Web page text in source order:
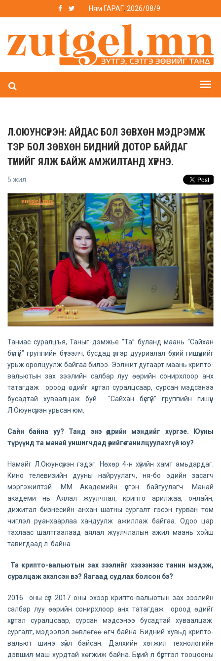
Ням ГАРАГ, 2026/08/9
Л.ОЮУНСҮРЭН: АЙДАС БОЛ ЗӨВХӨН МЭДРЭМЖ
ТЭР БОЛ ЗӨВХӨН БИДНИЙ ДОТОР БАЙДАГ
ТҮҮНИЙГ ЯЛЖ БАЙЖ АМЖИЛТАНД ХҮРНЭ.
5 жил
Таниас суралцъя, Таныг дэмжье “Та” буланд маань “Сайхан
бүсгүй” группийн бүтээлч, бусдад үлгэр дууриалал бүхий гишүүдийг
урьж оролцуулж байгаа билээ. Ээлжит дугаарт маань крипто-
вальютын зах зээлийн салбар луу өөрийн сонирхлоор анх
татагдаж ороод өдийг хүртэл суралцсаар, сурсан мэдсэнээ
бусадтай хуваалцаж буй “Сайхан бүсгүй” группийн гишүүн
Л.Оюунсүрэн урьсан юм.
Сайн байна уу? Танд энэ өдрийн мэндийг хүргэе. Юуны
түрүүнд та манай уншигчдад өөрийгөө танилцуулахгүй юу?
Намайг Л.Оюунсүрэн гэдэг. Нөхөр 4-н хүүгийн хамт амьдардаг.
Кино телевизийн дууны найруулагч, ня-бо эдийн засагч
мэргэжилтэй. ММ Академийн үүсгэн байгуулагч. Манай
академи нь Аялал жуулчлал, крипто арилжаа, онлайн,
дижитал бизнесийн анхан шатны сургалт гэсэн гурван том
чиглэл рүү анхаарлаа хандуулж ажиллаж байгаа. Одоо цар
тахлаас шалтгаалаад аялал жуулчлалын ажил маань хойш
тавигдаад л байна.
Та крипто-вальютын зах зээлийг хэзээнээс танин мэдэж,
суралцаж эхэлсэн вэ? Яагаад судлах болсон бэ?
2016 оны сүүл 2017 оны эхээр крипто-вальютын зах зээлийн
салбар луу өөрийн сонирхлоор анх татагдаж ороод өдийг
хүртэл суралцсаар, сурсан мэдсэнээ бусадтай хуваалцаж
сургалт, мэдээлэл зөвлөгөө өгч байна. Бидний хувьд крипто-
вальют шинэ зүйл байсан. Дэлхийн хөгжил технологийн
дэвшил маш хурдтай хөгжиж байна. Бүхий л бүртгэл тооцооны